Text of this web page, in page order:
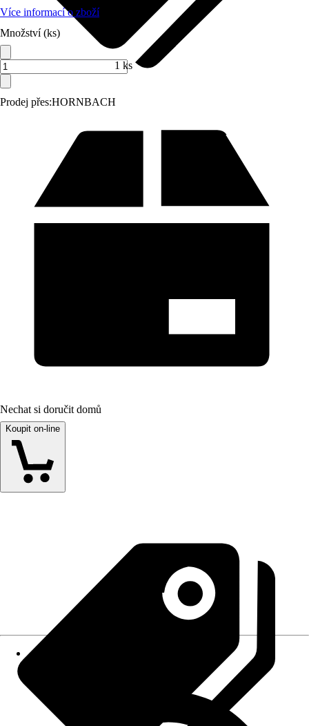
Prodej přes:HORNBACH
Více informací o zboží
Množství (ks)
1 ks
Nechat si doručit domů
Koupit on-line